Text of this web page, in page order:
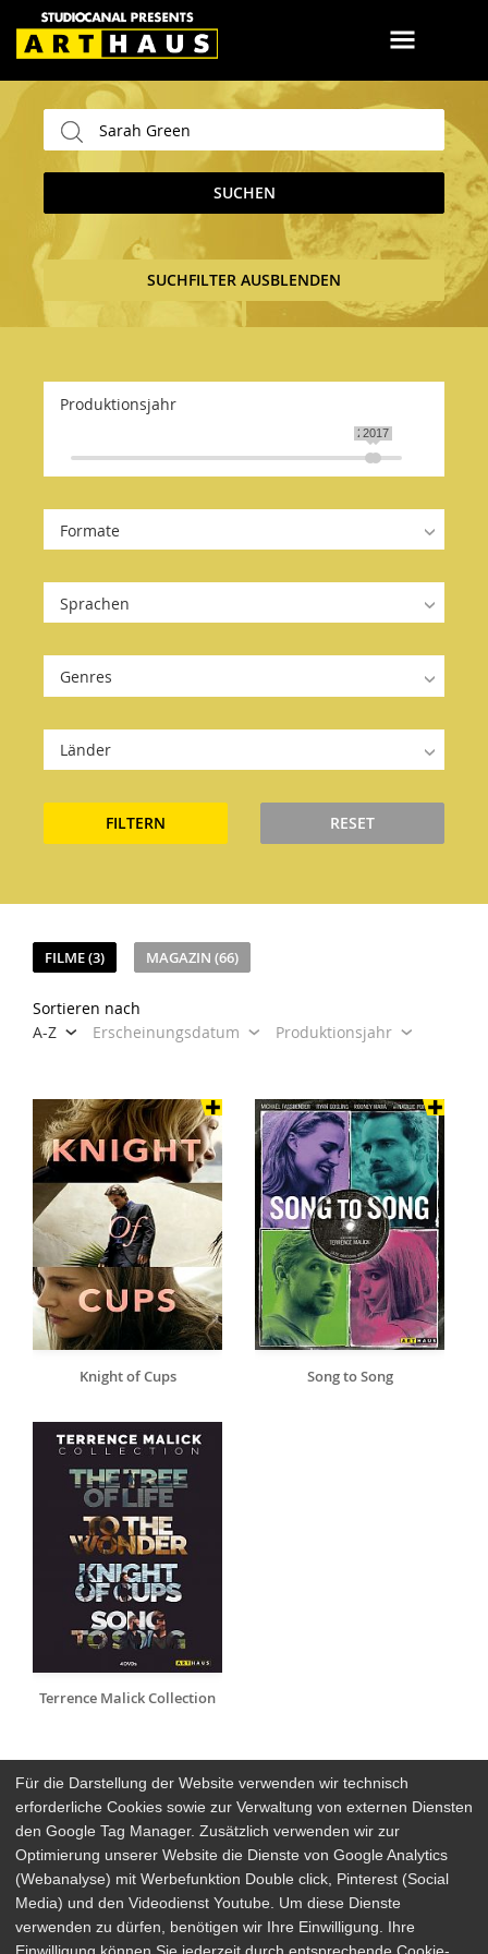
SUCHEN
SUCHFILTER AUSBLENDEN
Produktionsjahr
2015
2017
Formate
Sprachen
Genres
Länder
FILTERN RESET
FILME (3) MAGAZIN (66)
Sortieren nach
A-Z
Erscheinungsdatum Produktionsjahr
Knight of Cups Song to Song
Terrence Malick Collection
Arthaus Stores
Social Media
Detailsuche Impressum
Für die Darstellung der Website verwenden wir technisch
erforderliche Cookies sowie zur Verwaltung von externen Diensten
den Google Tag Manager. Zusätzlich verwenden wir zur
Optimierung unserer Website die Dienste von Google Analytics
(Webanalyse) mit Werbefunktion Double click, Pinterest (Social
Media) und den Videodienst Youtube. Um diese Dienste
verwenden zu dürfen, benötigen wir Ihre Einwilligung. Ihre